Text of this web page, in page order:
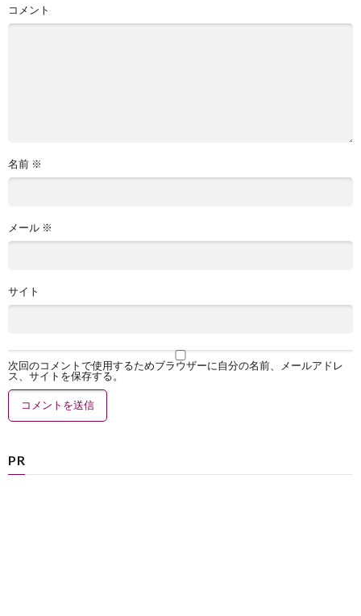
コメント
名前 ※
メール ※
サイト
次回のコメントで使用するためブラウザーに自分の名前、メールアドレ
ス、サイトを保存する。
PR